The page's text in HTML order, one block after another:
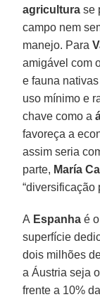
agricultura se
campo nem
manejo. Para
amigável com
e fauna
uso mínimo e
chave como a
favoreça a
assim seria
parte, María
“diversificação
A Espanha é
superfície
dois milhões
a Áustria seja
frente a 10%